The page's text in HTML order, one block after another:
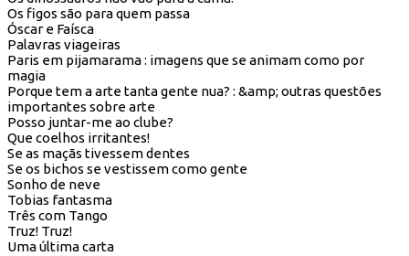
Os figos são para quem passa
Óscar e Faísca
Palavras viageiras
Paris em pijamarama : imagens que se animam como por
magia
Porque tem a arte tanta gente nua? : &amp; outras questões
importantes sobre arte
Posso juntar-me ao clube?
Que coelhos irritantes!
Se as maçãs tivessem dentes
Se os bichos se vestissem como gente
Sonho de neve
Tobias fantasma
Três com Tango
Truz! Truz!
Uma última carta